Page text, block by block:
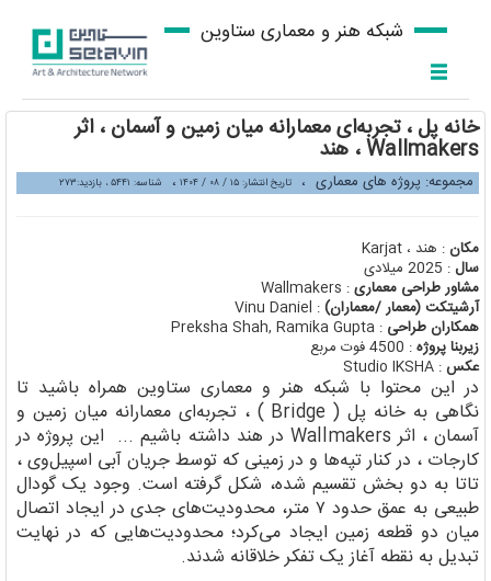
شبکه هنر و معماری ستاوین
خانه پل ، تجربه‌ای معمارانه میان زمین و آسمان ، اثر
Wallmakers ، هند
مجموعه: پروژه های معماری ، تاریخ انتشار: ۱۵ / ۰۸ / ۱۴۰۴ ، شناسه: ۵۴۴۱ ، بازدید:۲۷۳
مکان: هند ، Karjat
سال: 2025 میلادی
مشاور طراحی معماری: Wallmakers
آرشیتکت (معمار /معماران): Vinu Daniel
همکاران طراحی : Preksha Shah, Ramika Gupta
زیربنا پروژه: 4500 فوت مربع
عکس : Studio IKSHA
در این محتوا با شبکه هنر و معماری ستاوین همراه باشید تا
نگاهی به خانه پل ( Bridge ) ، تجربه‌ای معمارانه میان زمین و
آسمان ، اثر Wallmakers در هند داشته باشیم ... این پروژه در
کارجات ، در کنار تپه‌ها و در زمینی که توسط جریان آبی اسپیل‌وی ،
تاتا به دو بخش تقسیم شده، شکل گرفته است. وجود یک گودال
طبیعی به عمق حدود ۷ متر، محدودیت‌های جدی در ایجاد اتصال
میان دو قطعه زمین ایجاد می‌کرد؛ محدودیت‌هایی که در نهایت
تبدیل به نقطه آغاز یک تفکر خلاقانه شدند.